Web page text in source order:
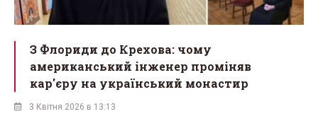
З Флориди до Крехова: чому
американський інженер проміняв
кар'єру на український монастир
3 Квітня 2026 в 13:13